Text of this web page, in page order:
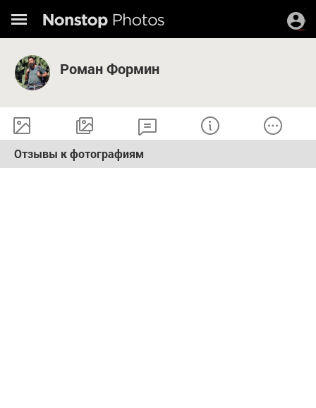
Роман Формин
Отзывы к фотографиям